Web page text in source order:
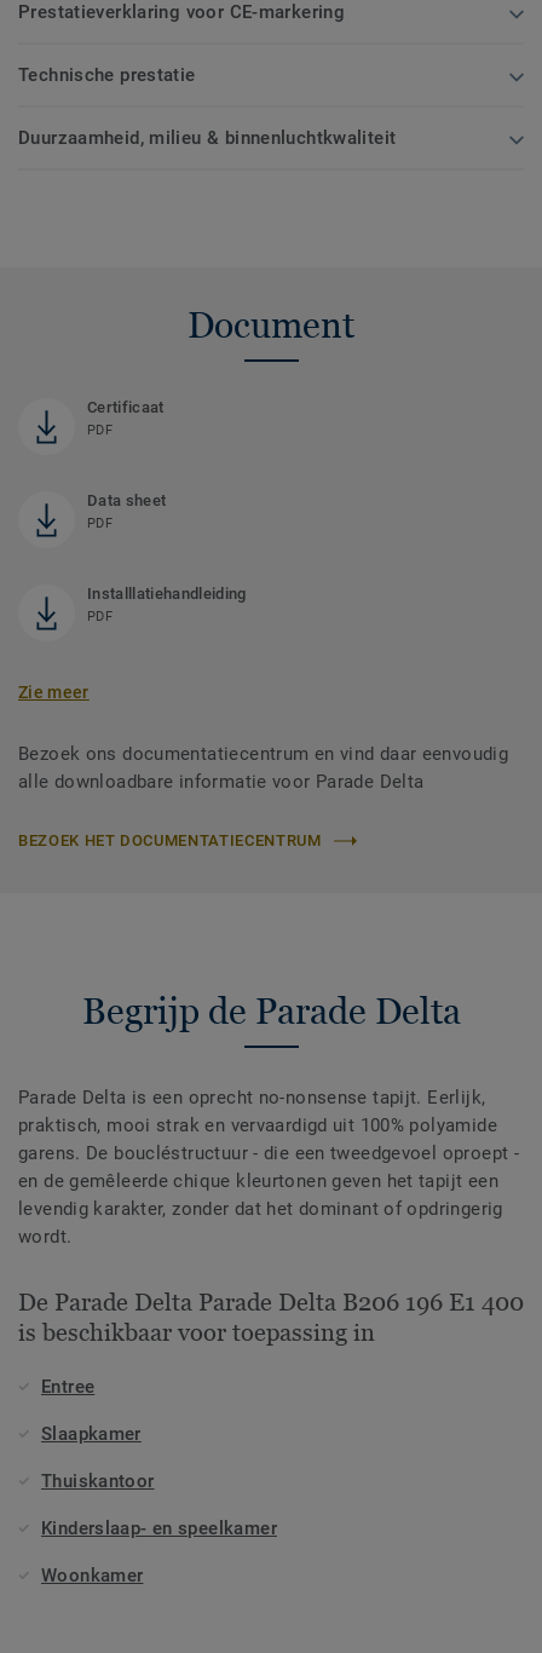
Prestatieverklaring voor CE-markering
Technische prestatie
Duurzaamheid, milieu & binnenluchtkwaliteit
Document
Certificaat
PDF
Data sheet
PDF
Installlatiehandleiding
PDF
Zie meer
Bezoek ons documentatiecentrum en vind daar eenvoudig
alle downloadbare informatie voor Parade Delta
BEZOEK HET DOCUMENTATIECENTRUM
Begrijp de Parade Delta
Parade Delta is een oprecht no-nonsense tapijt. Eerlijk,
praktisch, mooi strak en vervaardigd uit 100% polyamide
garens. De boucléstructuur - die een tweedgevoel oproept -
en de gemêleerde chique kleurtonen geven het tapijt een
levendig karakter, zonder dat het dominant of opdringerig
wordt.
De Parade Delta Parade Delta B206 196 E1 400
is beschikbaar voor toepassing in
Entree
Slaapkamer
Thuiskantoor
Kinderslaap- en speelkamer
Woonkamer